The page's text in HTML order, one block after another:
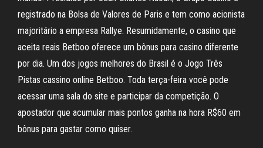
registrado na Bolsa de Valores de Paris e tem como acionista
majoritário a empresa Rallye. Resumidamente, o casino que
aceita reais Betboo oferece um bônus para casino diferente
por dia. Um dos jogos melhores do Brasil é o Jogo Três
Pistas cassino online Betboo. Toda terça-feira você pode
acessar uma sala do site e participar da competição. O
apostador que acumular mais pontos ganha na hora R$60 em
bônus para gastar como quiser.